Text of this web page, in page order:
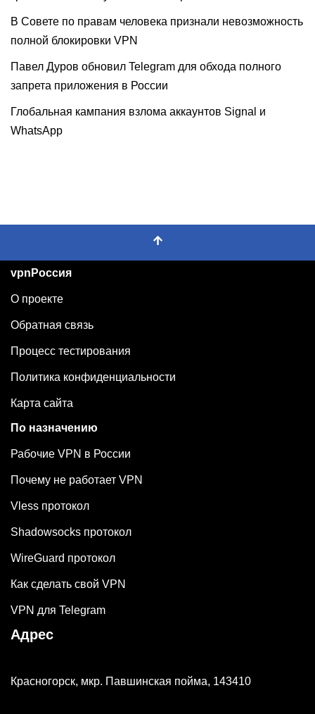
В Совете по правам человека признали невозможность
полной блокировки VPN
Павел Дуров обновил Telegram для обхода полного
запрета приложения в России
Глобальная кампания взлома аккаунтов Signal и
WhatsApp
vpnРоссия
О проекте
Обратная связь
Процесс тестирования
Политика конфиденциальности
Карта сайта
По назначению
Рабочие VPN в России
Почему не работает VPN
Vless протокол
Shadowsocks протокол
WireGuard протокол
Как сделать свой VPN
VPN для Telegram
Адрес
Красногорск, мкр. Павшинская пойма, 143410